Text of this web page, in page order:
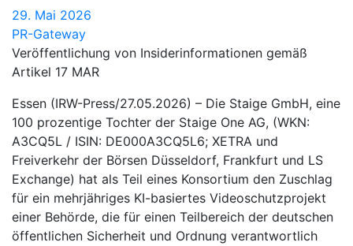
29. Mai 2026
PR-Gateway
Veröffentlichung von Insiderinformationen gemäß
Artikel 17 MAR
Essen (IRW-Press/27.05.2026) – Die Staige GmbH, eine
100 prozentige Tochter der Staige One AG, (WKN:
A3CQ5L / ISIN: DE000A3CQ5L6; XETRA und
Freiverkehr der Börsen Düsseldorf, Frankfurt und LS
Exchange) hat als Teil eines Konsortium den Zuschlag
für ein mehrjähriges KI-basiertes Videoschutzprojekt
einer Behörde, die für einen Teilbereich der deutschen
öffentlichen Sicherheit und Ordnung verantwortlich